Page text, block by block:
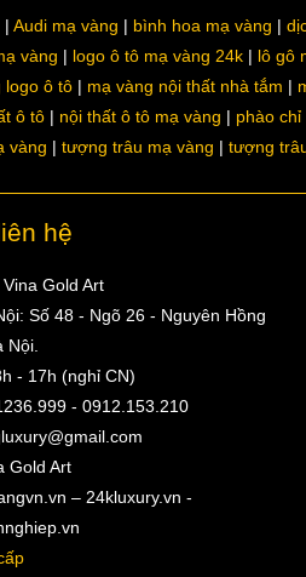
Audi mạ vàng bình hoa mạ vàng
vàng logo ô tô mạ vàng 24k
lô gô
logo ô tô mạ vàng nội thất nhà tắm
ô tô nội thất ô tô mạ vàng
phào chỉ
vàng tượng trâu mạ vàng tượng
hệ
Gold Art
Số 48 - Ngõ 26 - Nguyên Hồng
- 17h (nghỉ CN)
- 0912.153.210
Gold Art
– 24kluxury.vn -